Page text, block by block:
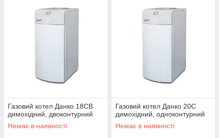
Газовий котел Данко 18СВ
димохідний, двоконтурний
Немає в наявності
Газовий котел Данко 20С
димохідний, одноконтурний
Немає в наявності